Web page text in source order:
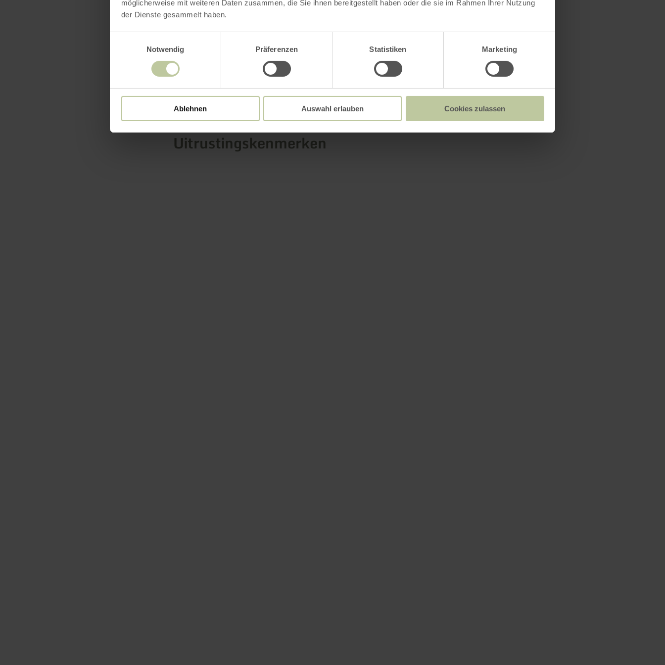
möglicherweise mit weiteren Daten zusammen, die Sie ihnen bereitgestellt haben oder die sie im Rahmen Ihrer Nutzung
der Dienste gesammelt haben.
Notwendig
Präferenzen Statistiken Marketing
Ablehnen Auswahl erlauben Cookies zulassen
Meer informatie
Uitrustingskenmerken